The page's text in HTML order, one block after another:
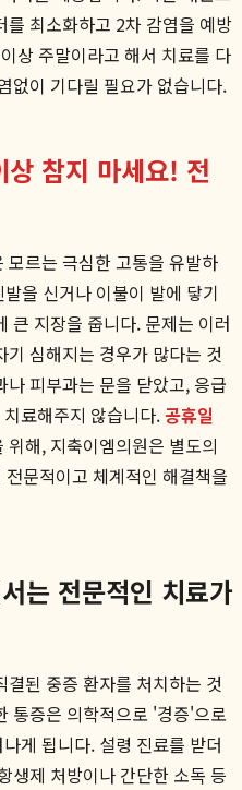
최소화하고 2차 감염을 예방
상 주말이라고 해서 치료를 다
없이 기다릴 필요가 없습니다.
참지 마세요! 전
르는 극심한 고통을 유발하
을 신거나 이불이 발에 닿기
큰 지장을 줍니다. 문제는 이러
심해지는 경우가 많다는 것
피부과는 문을 닫았고, 응급
료해주지 않습니다. 공휴일
해, 지축이엠의원은 별도의
문적이고 체계적인 해결책을
는 전문적인 치료가
된 중증 환자를 처치하는 것
통증은 의학적으로 '경증'으로
게 됩니다. 설령 진료를 받더
생제 처방이나 간단한 소독 등